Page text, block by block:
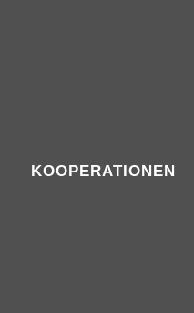
KOOPERATIONEN